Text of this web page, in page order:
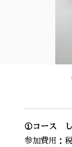
①コース し
参加費用：